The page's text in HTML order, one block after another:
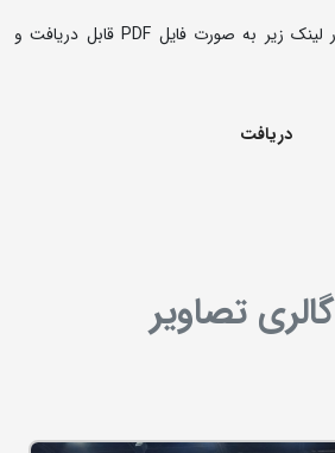
نتایج کامل این مسابقات در لینک زیر به صورت فایل PDF قابل دریافت و
دریافت
گالری تصاویر